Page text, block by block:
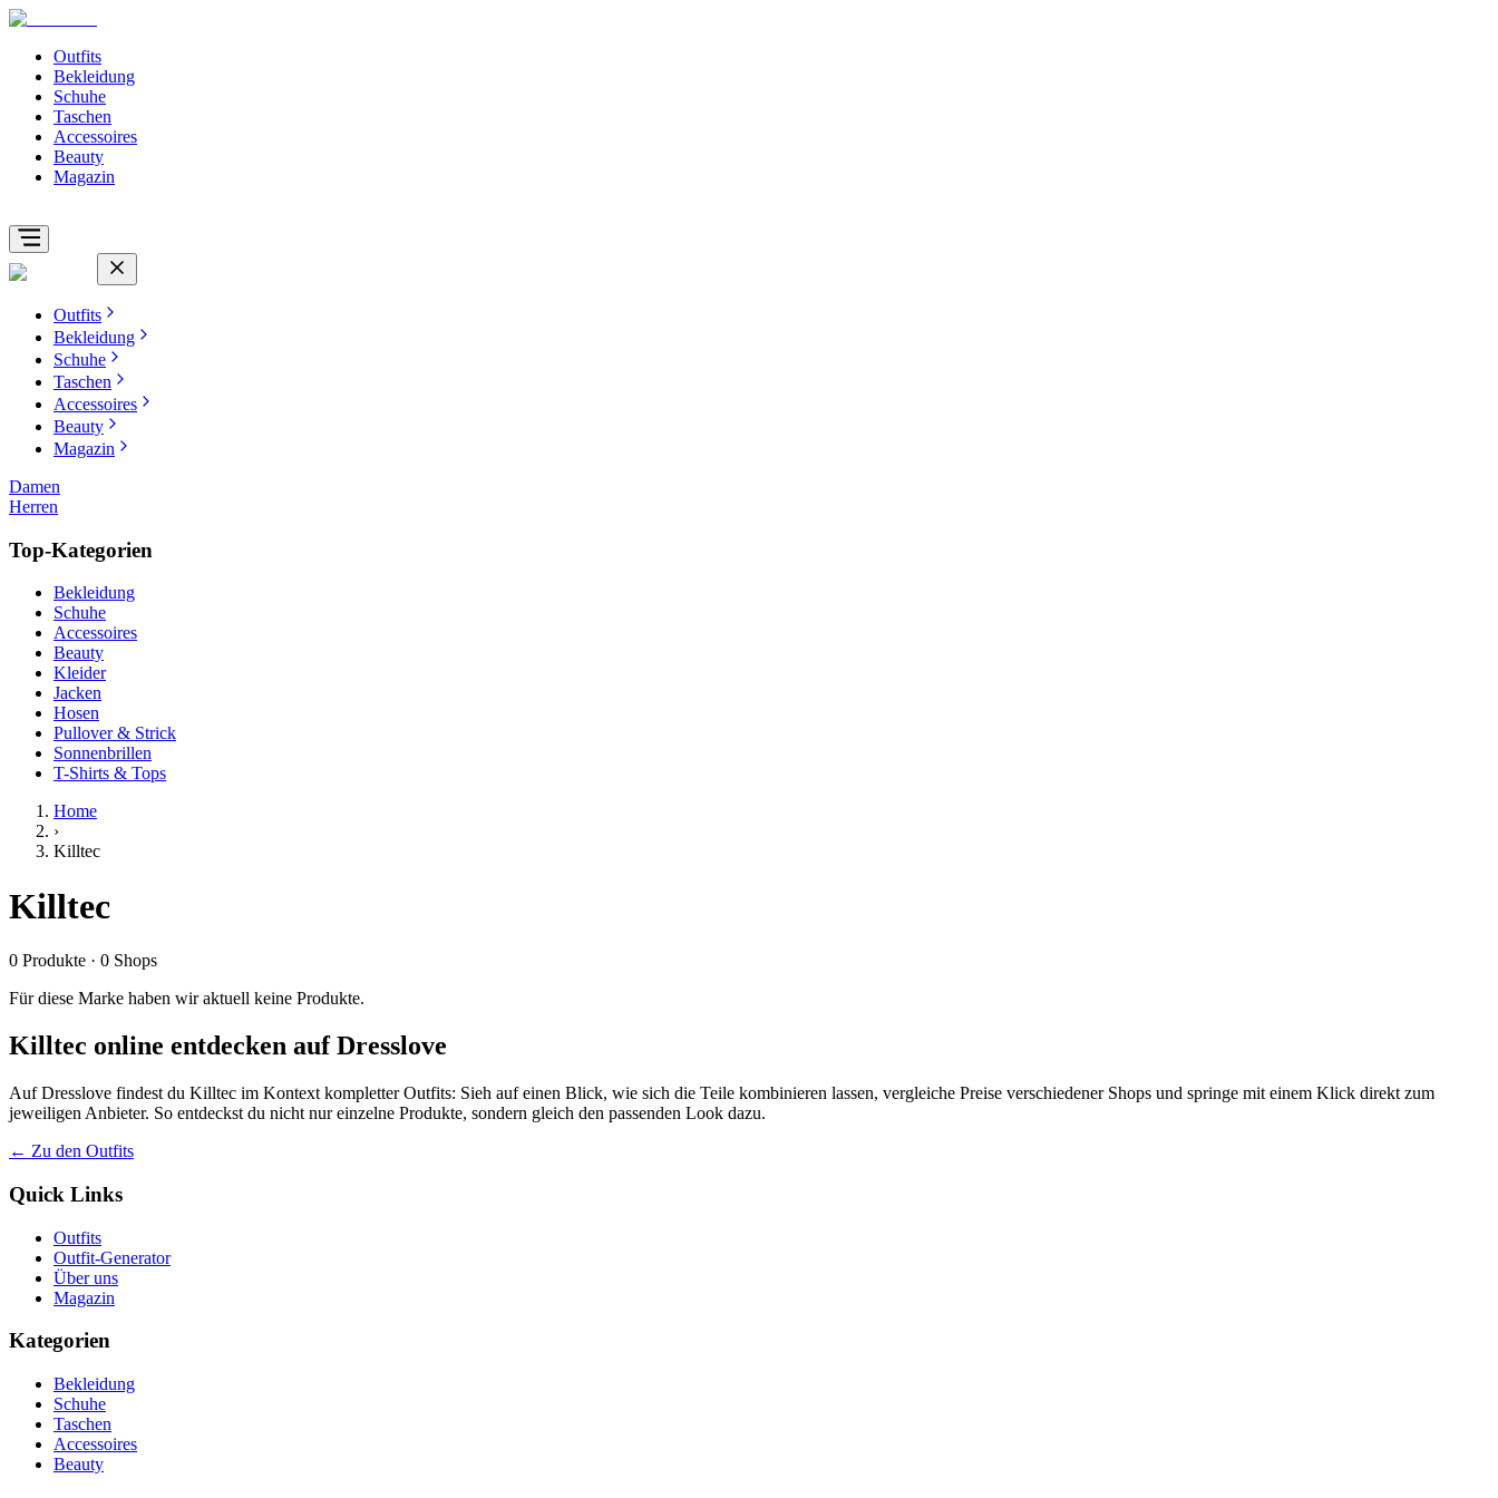
Outfits
Bekleidung
Schuhe
Taschen
Accessoires
Beauty
Magazin
Outfits
Bekleidung
Schuhe
Taschen
Accessoires
Beauty
Magazin
Damen
Herren
Top-Kategorien
Bekleidung
Schuhe
Accessoires
Beauty
Kleider
Jacken
Hosen
Pullover & Strick
Sonnenbrillen
T-Shirts & Tops
Home
›
Killtec
Killtec
0 Produkte · 0 Shops
Für diese Marke haben wir aktuell keine Produkte.
Killtec online entdecken auf Dresslove
Auf Dresslove findest du Killtec im Kontext kompletter Outfits: Sieh auf einen Blick, wie sich die Teile kombinieren lassen, vergleiche Preise verschiedener Shops und springe mit einem Klick direkt zum
jeweiligen Anbieter. So entdeckst du nicht nur einzelne Produkte, sondern gleich den passenden Look dazu.
← Zu den Outfits
Quick Links
Outfits
Outfit-Generator
Über uns
Magazin
Kategorien
Bekleidung
Schuhe
Taschen
Accessoires
Beauty